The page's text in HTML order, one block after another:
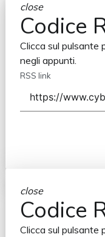
close
Codice
Clicca sul pulsante
negli appunti.
RSS link
close
Codice
Clicca sul pulsante